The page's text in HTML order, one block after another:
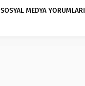
SOSYAL MEDYA YORUMLARI